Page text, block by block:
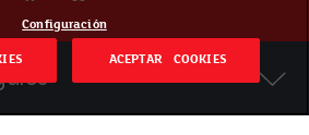
Configuración
ACEPTAR COOKIES